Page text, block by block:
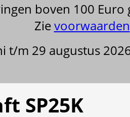
boven 100
Zievoorwaarden
t/m 29 augustus
SP25K